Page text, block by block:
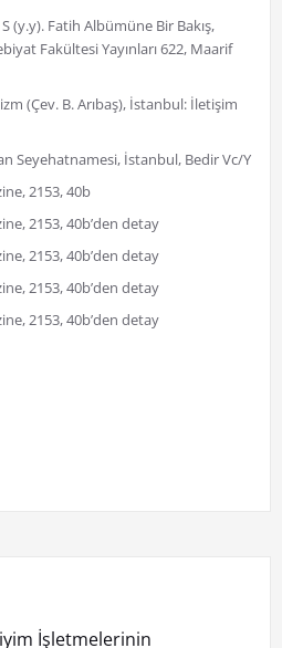
(y.y). Fatih Albümüne Bir Bakış,
Fakültesi Yayınları 622, Maarif
(Çev. B. Arıbaş), İstanbul: İletişim
Seyehatnamesi, İstanbul, Bedir Vc/Y
2153, 40b
2153, 40b’den detay
2153, 40b’den detay
2153, 40b’den detay
2153, 40b’den detay
İşletmelerinin